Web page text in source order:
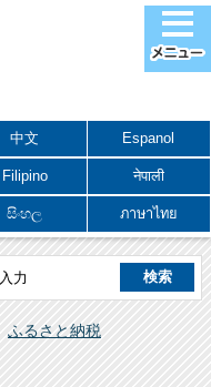
中文 Espanol
Filipino नेपाली
සිංහල ภาษาไทย
ふるさと納税